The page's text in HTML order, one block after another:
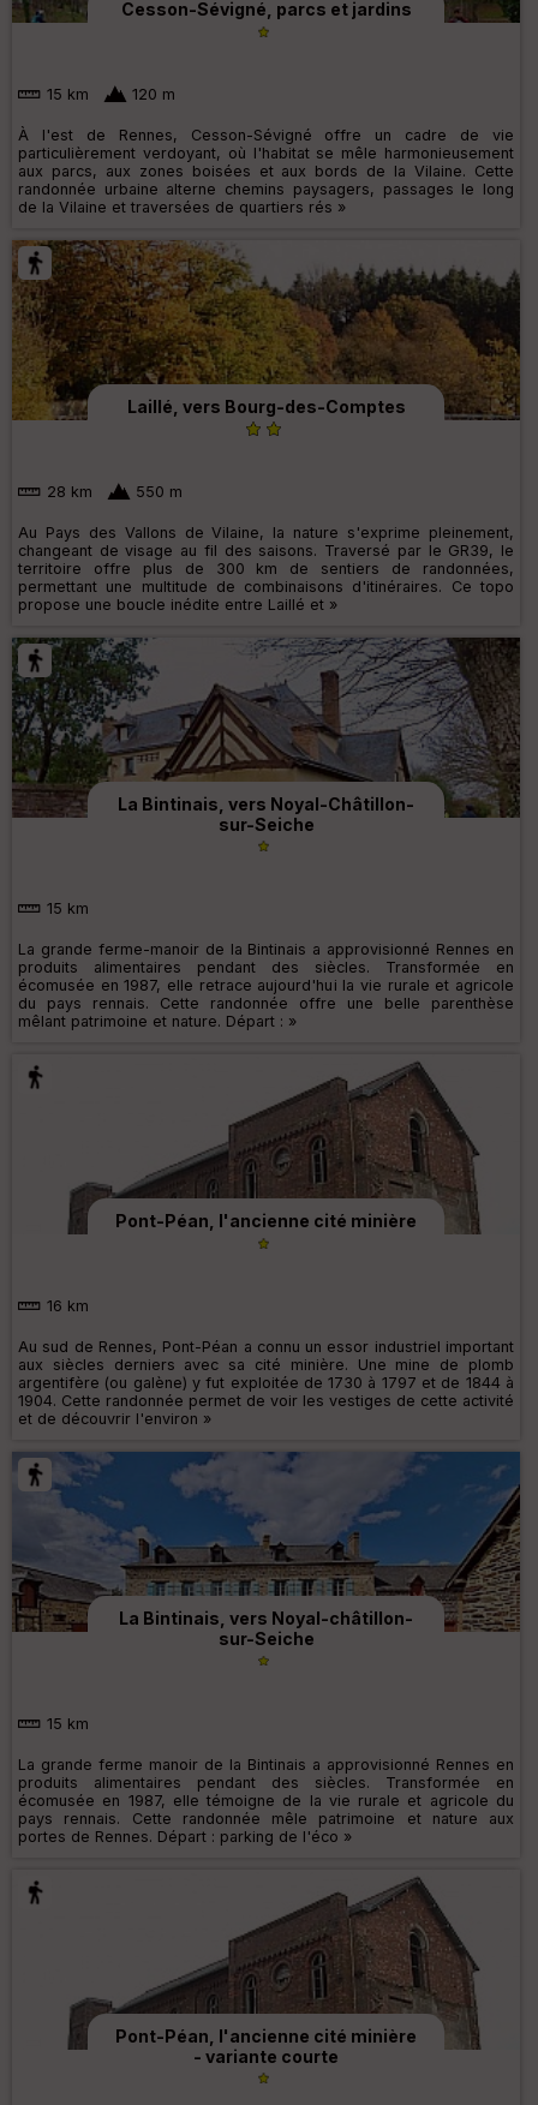
Cesson-Sévigné, parcs et jardins
15 km 120 m
À l'est de Rennes, Cesson-Sévigné offre un cadre de vie
particulièrement verdoyant, où l'habitat se mêle harmonieusement
aux parcs, aux zones boisées et aux bords de la Vilaine. Cette
randonnée urbaine alterne chemins paysagers, passages le long
de la Vilaine et traversées de quartiers rés »
Laillé, vers Bourg-des-Comptes
28 km 550 m
Au Pays des Vallons de Vilaine, la nature s'exprime pleinement,
changeant de visage au fil des saisons. Traversé par le GR39, le
territoire offre plus de 300 km de sentiers de randonnées,
permettant une multitude de combinaisons d'itinéraires. Ce topo
propose une boucle inédite entre Laillé et »
La Bintinais, vers Noyal-Châtillon-
sur-Seiche
15 km
La grande ferme-manoir de la Bintinais a approvisionné Rennes en
produits alimentaires pendant des siècles. Transformée en
écomusée en 1987, elle retrace aujourd'hui la vie rurale et agricole
du pays rennais. Cette randonnée offre une belle parenthèse
mêlant patrimoine et nature. Départ : »
Pont-Péan, l'ancienne cité minière
16 km
Au sud de Rennes, Pont-Péan a connu un essor industriel important
aux siècles derniers avec sa cité minière. Une mine de plomb
argentifère (ou galène) y fut exploitée de 1730 à 1797 et de 1844 à
1904. Cette randonnée permet de voir les vestiges de cette activité
et de découvrir l'environ »
La Bintinais, vers Noyal-châtillon-
sur-Seiche
15 km
La grande ferme manoir de la Bintinais a approvisionné Rennes en
produits alimentaires pendant des siècles. Transformée en
écomusée en 1987, elle témoigne de la vie rurale et agricole du
pays rennais. Cette randonnée mêle patrimoine et nature aux
portes de Rennes. Départ : parking de l'éco »
Pont-Péan, l'ancienne cité minière
- variante courte